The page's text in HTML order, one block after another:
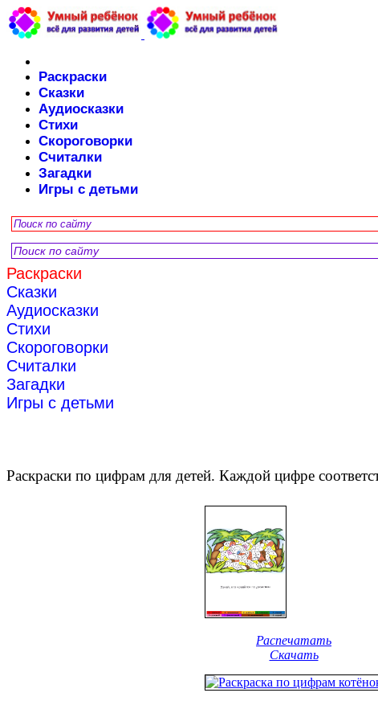
Раскраски
Сказки
Аудиосказки
Стихи
Скороговорки
Считалки
Загадки
Игры с детьми
Раскраски
Сказки
Аудиосказки
Стихи
Скороговорки
Считалки
Загадки
Игры с детьми
Раскраски по цифрам для детей. Каждой цифре
Распечатать
Скачать